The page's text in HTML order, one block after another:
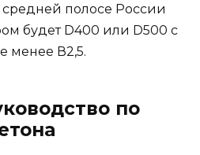
полосе России
будет D400 или D500 с
менее В2,5.
по